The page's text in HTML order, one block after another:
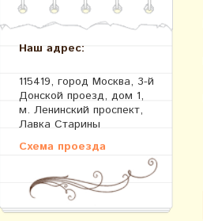
Наш адрес:
115419, город Москва, 3-й
Донской проезд, дом 1,
м. Ленинский проспект,
Лавка Старины
Схема проезда